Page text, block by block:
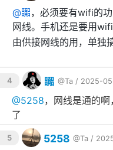
@嚻，必须要有wifi的
网线。手机还是要用
由供接网线的用，单独
4 嚻 @Ta / 2025-
@5258，网线是通的
了
5 5258 @Ta /